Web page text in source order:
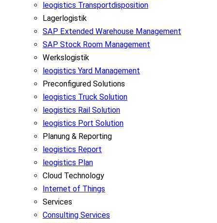
leogistics Transportdisposition
Lagerlogistik
SAP Extended Warehouse Management
SAP Stock Room Management
Werkslogistik
leogistics Yard Management
Preconfigured Solutions
leogistics Truck Solution
leogistics Rail Solution
leogistics Port Solution
Planung & Reporting
leogistics Report
leogistics Plan
Cloud Technology
Internet of Things
Services
Consulting Services